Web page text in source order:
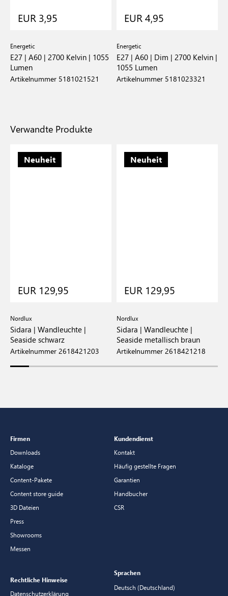
EUR 3,95
Energetic
E27 | A60 | 2700 Kelvin | 1055
Lumen
Artikelnummer 5181021521
EUR 4,95
Energetic
E27 | A60 | Dim | 2700 Kelvin |
1055 Lumen
Artikelnummer 5181023321
Verwandte Produkte
Neuheit
EUR 129,95
Nordlux
Sidara | Wandleuchte |
Seaside schwarz
Artikelnummer 2618421203
Neuheit
EUR 129,95
Nordlux
Sidara | Wandleuchte |
Seaside metallisch braun
Artikelnummer 2618421218
Firmen
Downloads
Kataloge
Content-Pakete
Content store guide
3D Dateien
Press
Showrooms
Messen
Kundendienst
Kontakt
Häufig gestellte Fragen
Garantien
Handbucher
CSR
Rechtliche Hinweise
Datenschutzerklärung
Sprachen
Deutsch (Deutschland)